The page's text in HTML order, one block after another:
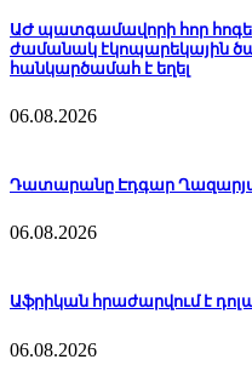
ԱԺ պատգամավորի հոր
ժամանակ էկոպարեկային
հանկարծամահ է եղել
06.08.2026
Դատարանը Էդգար
06.08.2026
Աֆրիկան ​​հրաժարվում է
06.08.2026